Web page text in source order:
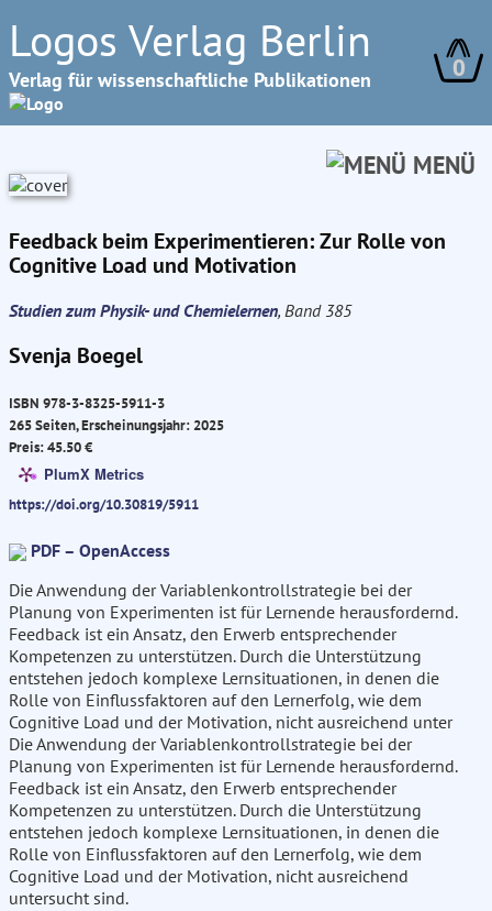
Logos Verlag Berlin
Verlag für wissenschaftliche Publikationen 0
MENÜ
Feedback beim Experimentieren: Zur Rolle von
Cognitive Load und Motivation
Studien zum Physik- und Chemielernen, Band 385
Svenja Boegel
ISBN 978-3-8325-5911-3
265 Seiten, Erscheinungsjahr: 2025
Preis: 45.50 €
PlumX Metrics
https://doi.org/10.30819/5911
PDF – OpenAccess
Die Anwendung der Variablenkontrollstrategie bei der
Planung von Experimenten ist für Lernende herausfordernd.
Feedback ist ein Ansatz, den Erwerb entsprechender
Kompetenzen zu unterstützen. Durch die Unterstützung
entstehen jedoch komplexe Lernsituationen, in denen die
Rolle von Einflussfaktoren auf den Lernerfolg, wie dem
Cognitive Load und der Motivation, nicht ausreichend unter
Die Anwendung der Variablenkontrollstrategie bei der
Planung von Experimenten ist für Lernende herausfordernd.
Feedback ist ein Ansatz, den Erwerb entsprechender
Kompetenzen zu unterstützen. Durch die Unterstützung
entstehen jedoch komplexe Lernsituationen, in denen die
Rolle von Einflussfaktoren auf den Lernerfolg, wie dem
Cognitive Load und der Motivation, nicht ausreichend
untersucht sind.